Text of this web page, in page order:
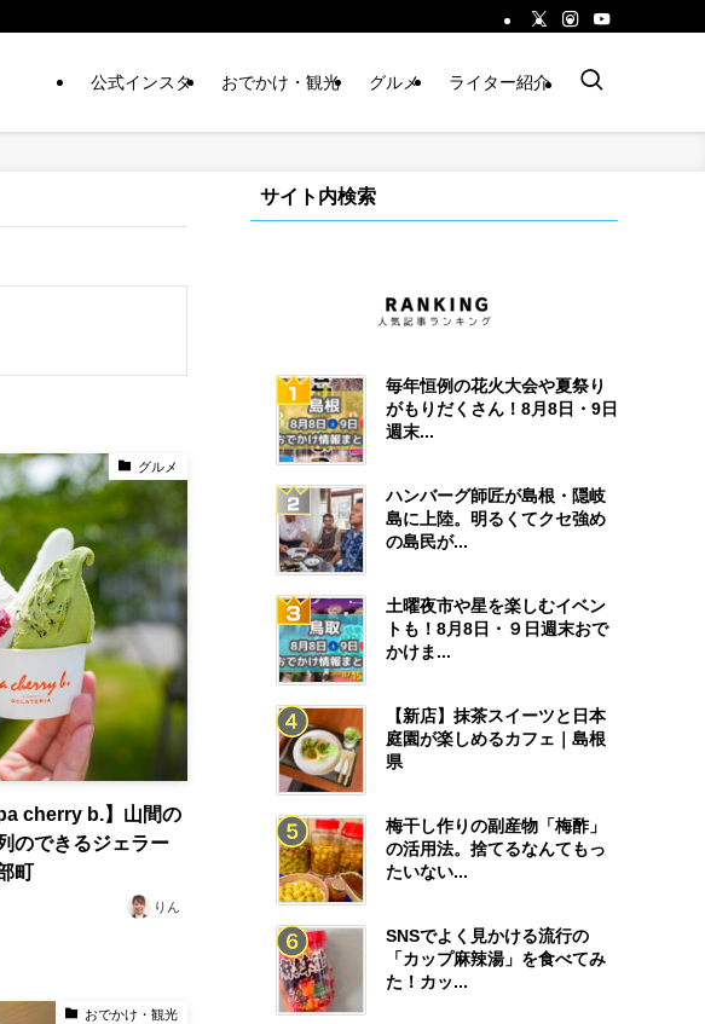
公式インスタ おでかけ・観光 グルメ ライター紹介
グルメ
cherry b.】山間の
のできるジェラー
町
りん
おでかけ・観光
サイト内検索
毎年恒例の花火大会や夏祭り
がもりだくさん！8月8日・9日
週末...
ハンバーグ師匠が島根・隠岐
島に上陸。明るくてクセ強め
の島民が...
土曜夜市や星を楽しむイベン
トも！8月8日・９日週末おで
かけま...
【新店】抹茶スイーツと日本
庭園が楽しめるカフェ｜島根
県
梅干し作りの副産物「梅酢」
の活用法。捨てるなんてもっ
たいない...
SNSでよく見かける流行の
「カップ麻辣湯」を食べてみ
た！カッ...